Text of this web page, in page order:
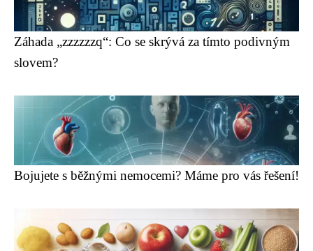
Záhada „zzzzzzq“: Co se skrývá za tímto podivným
slovem?
Bojujete s běžnými nemocemi? Máme pro vás řešení!